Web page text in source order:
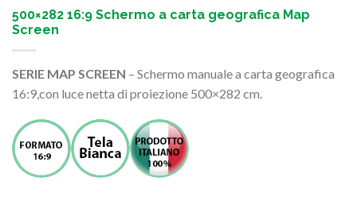
500×282 16:9 Schermo a carta geografica Map
Screen
SERIE MAP SCREEN – Schermo manuale a carta geografica
16:9,con luce netta di proiezione 500×282 cm.